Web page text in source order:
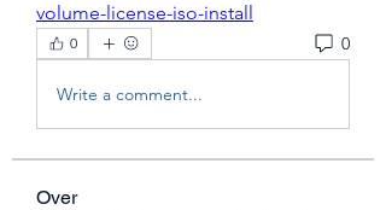
volume-license-iso-install
0 0
Write a comment...
Over